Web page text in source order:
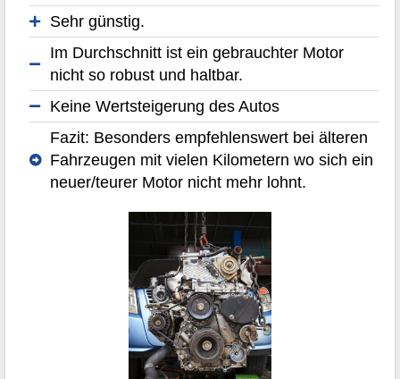
Sehr günstig.
Im Durchschnitt ist ein gebrauchter Motor
nicht so robust und haltbar.
Keine Wertsteigerung des Autos
Fazit: Besonders empfehlenswert bei älteren
Fahrzeugen mit vielen Kilometern wo sich ein
neuer/teurer Motor nicht mehr lohnt.